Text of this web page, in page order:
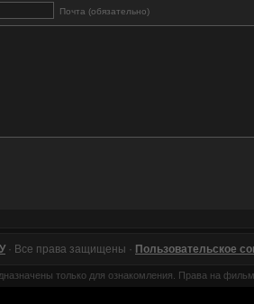
Почта (обязательно)
· Все права защищены · Пользовательское
только для ознакомления. Права на